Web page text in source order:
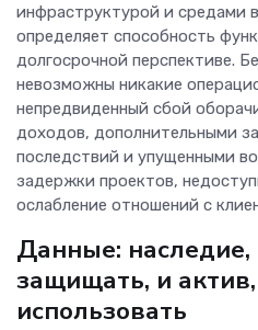
инфраструктурой и средами
определяет способность
долгосрочной перспективе.
невозможны никакие
непредвиденный сбой
доходов, дополнительными
последствий и упущенными
задержки проектов,
ослабление отношений с
Данные:
защищать, и
использовать